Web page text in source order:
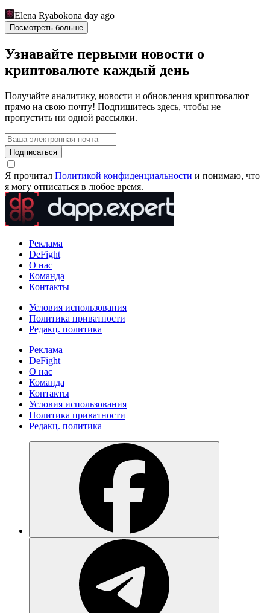
Elena Ryabokona day ago
Посмотреть больше
Узнавайте первыми новости о
криптовалюте каждый день
Получайте аналитику, новости и обновления криптовалют
прямо на свою почту! Подпишитесь здесь, чтобы не
пропустить ни одной рассылки.
Подписаться
Я прочитал Политикой конфиденциальности и понимаю, что
я могу отписаться в любое время.
Реклама
DeFight
О нас
Команда
Контакты
Условия использования
Политика приватности
Редакц. политика
Реклама
DeFight
О нас
Команда
Контакты
Условия использования
Политика приватности
Редакц. политика